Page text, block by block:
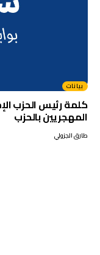
بيانات
كلمة رئيس الحزب
المهجريين بالحزب
طارق الجزولي